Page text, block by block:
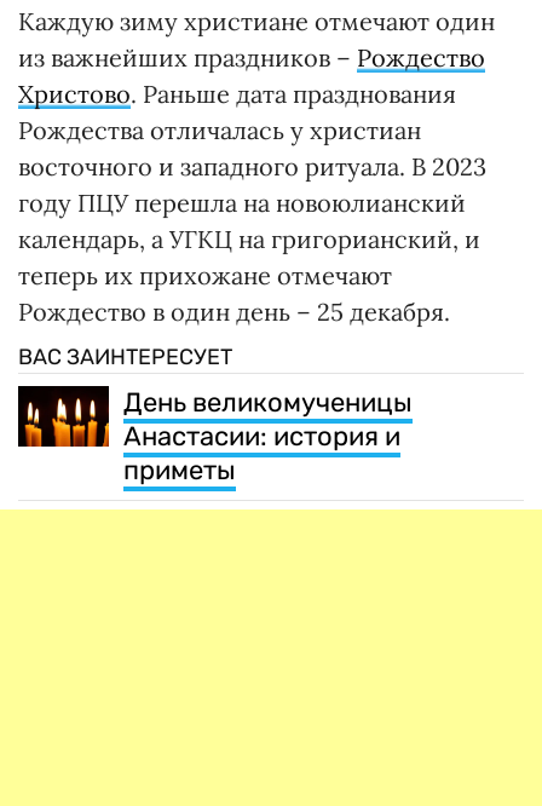
Каждую зиму христиане отмечают один
из важнейших праздников – Рождество
Христово. Раньше дата празднования
Рождества отличалась у христиан
восточного и западного ритуала. В 2023
году ПЦУ перешла на новоюлианский
календарь, а УГКЦ на григорианский, и
теперь их прихожане отмечают
Рождество в один день – 25 декабря.
ВАС ЗАИНТЕРЕСУЕТ
День великомученицы
Анастасии: история и
приметы